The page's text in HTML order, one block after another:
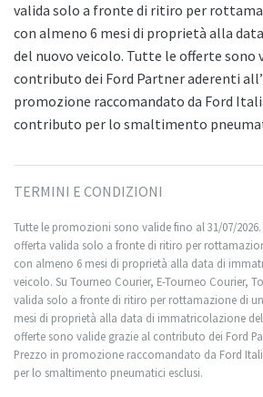
valida solo a fronte di ritiro per
con almeno 6 mesi di proprietà alla
del nuovo veicolo. Tutte le offerte sono
contributo dei Ford Partner aderenti
promozione raccomandato da Ford
contributo per lo smaltimento
TERMINI E CONDIZIONI
Tutte le promozioni sono valide fino al 31/07/
offerta valida solo a fronte di ritiro per
con almeno 6 mesi di proprietà alla data di
veicolo. Su Tourneo Courier, E-Tourneo Courier,
valida solo a fronte di ritiro per rottamazione di
mesi di proprietà alla data di immatricolazione
offerte sono valide grazie al contributo dei Ford
Prezzo in promozione raccomandato da Ford
per lo smaltimento pneumatici esclusi.